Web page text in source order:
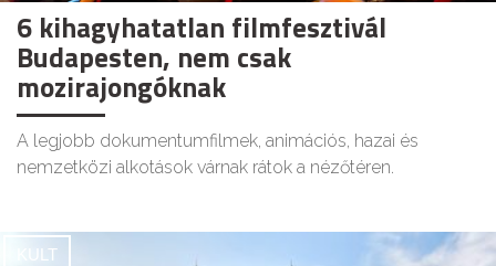
6 kihagyhatatlan filmfesztivál
Budapesten, nem csak
mozirajongóknak
A legjobb dokumentumfilmek, animációs, hazai és
nemzetközi alkotások várnak rátok a nézőtéren.
KULT